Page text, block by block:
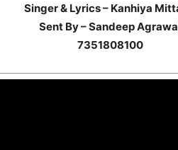
Singer & Lyrics – Kanhiya
Sent By – Sandeep
7351808100